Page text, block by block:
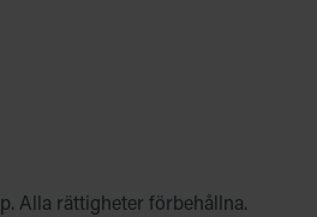
Alla rättigheter förbehållna.